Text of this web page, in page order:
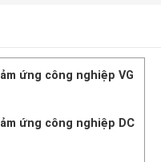
ứng công nghiệp VG
ứng công nghiệp DC